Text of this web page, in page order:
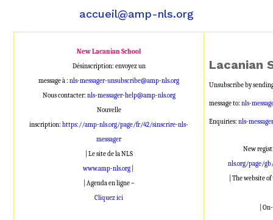
accueil@amp-nls.org
New Lacanian School
Désinscription: envoyez un
message à :nls-messager-unsubscribe@amp-nls.org
Nous contacter: nls-messager-help@amp-nls.org
Nouvelle
inscription:https://amp-nls.org/page/fr/42/sinscrire-nls-
messager
| Le site de la NLS
www.amp-nls.org
| Agenda en ligne –
Cliquez ici
Lacanian
Unsubscribe by
message to: nls-
Enquiries: nls-
New
nls.org/page/
| The website
|